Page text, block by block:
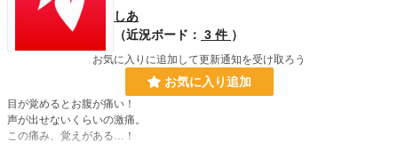
しあ
（近況ボード： 3 件 ）
お気に入りに追加して更新通知を受け取ろう
お気に入り追加
目が覚めるとお腹が痛い！
声が出せないくらいの激痛。
この痛み、覚えがある…！